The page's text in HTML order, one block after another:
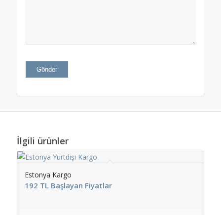
İlgili ürünler
Estonya Kargo
192 TL Başlayan Fiyatlar